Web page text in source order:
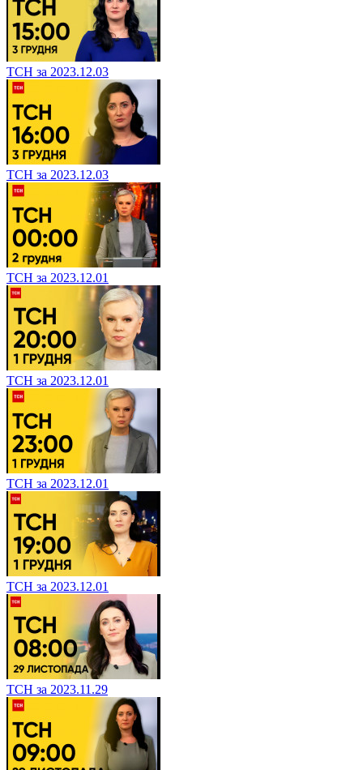
ТСН за 2023.12.03
ТСН за 2023.12.03
ТСН за 2023.12.01
ТСН за 2023.12.01
ТСН за 2023.12.01
ТСН за 2023.12.01
ТСН за 2023.11.29